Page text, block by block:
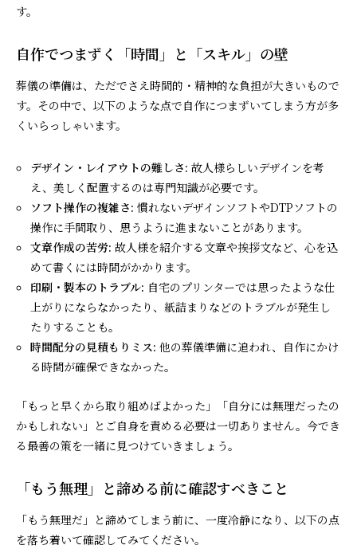
す。
自作でつまずく「時間」と「スキル」の壁
葬儀の準備は、ただでさえ時間的・精神的な負担が大きいもので
す。その中で、以下のような点で自作につまずいてしまう方が多
くいらっしゃいます。
デザイン・レイアウトの難しさ: 故人様らしいデザインを考
え、美しく配置するのは専門知識が必要です。
ソフト操作の複雑さ: 慣れないデザインソフトやDTPソフトの
操作に手間取り、思うように進まないことがあります。
文章作成の苦労: 故人様を紹介する文章や挨拶文など、心を込
めて書くには時間がかかります。
印刷・製本のトラブル: 自宅のプリンターでは思ったような仕
上がりにならなかったり、紙詰まりなどのトラブルが発生し
たりすることも。
時間配分の見積もりミス: 他の葬儀準備に追われ、自作にかけ
る時間が確保できなかった。
「もっと早くから取り組めばよかった」「自分には無理だったの
かもしれない」とご自身を責める必要は一切ありません。今でき
る最善の策を一緒に見つけていきましょう。
「もう無理」と諦める前に確認すべきこと
「もう無理だ」と諦めてしまう前に、一度冷静になり、以下の点
を落ち着いて確認してみてください。